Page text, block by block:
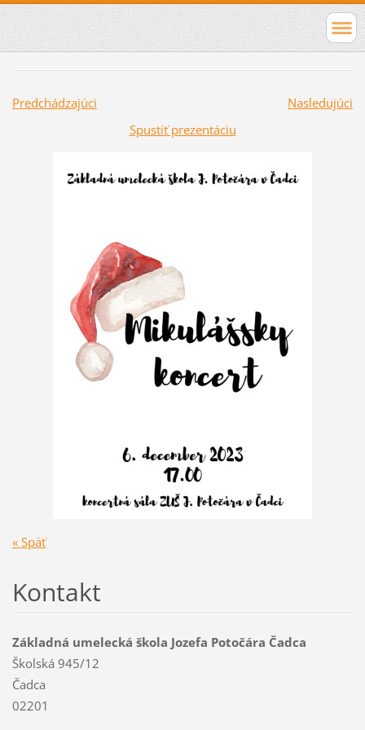
Predchádzajúci
Nasledujúci
Spustiť prezentáciu
« Späť
Kontakt
Základná umelecká škola Jozefa Potočára Čadca
Školská 945/12
Čadca
02201